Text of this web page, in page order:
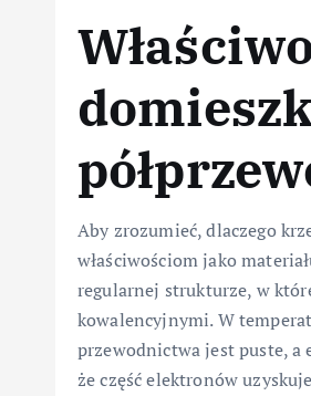
Aby zrozumieć, dlaczego
właściwościom jako
regularnej strukturze, w
kowalencyjnymi. W
przewodnictwa jest puste,
że część elektronów